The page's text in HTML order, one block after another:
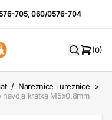
705,060/0576-704
(0)
/ Nareznice i ureznice >
kratka M5x0.8mm